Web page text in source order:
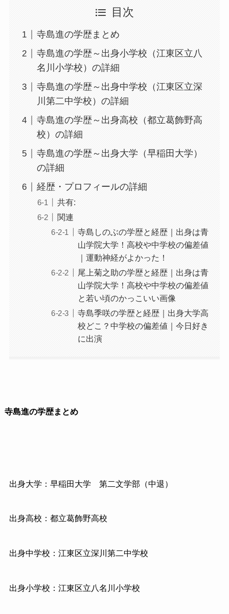
目次
寺島進の学歴まとめ
寺島進の学歴～出身小学校（江東区立八
名川小学校）の詳細
寺島進の学歴～出身中学校（江東区立深
川第二中学校）の詳細
寺島進の学歴～出身高校（都立葛飾野高
校）の詳細
寺島進の学歴～出身大学（早稲田大学）
の詳細
経歴・プロフィールの詳細
共有:
関連
寺島しのぶの学歴と経歴｜出身は青
山学院大学！高校や中学校の偏差値
｜運動神経がよかった！
尾上菊之助の学歴と経歴｜出身は青
山学院大学！高校や中学校の偏差値
と若い頃のかっこいい画像
寺島季咲の学歴と経歴｜出身大学高
校どこ？中学校の偏差値｜今日好き
に出演
寺島進の学歴まとめ
出身大学：早稲田大学 第二文学部（中退）
出身高校：都立葛飾野高校
出身中学校：江東区立深川第二中学校
出身小学校：江東区立八名川小学校